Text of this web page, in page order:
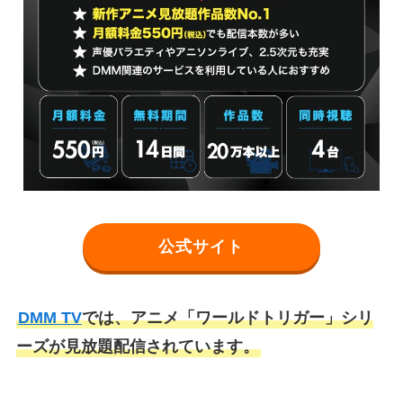
公式サイト
DMM TVでは、アニメ「ワールドトリガー」シリ
ーズが見放題配信されています。